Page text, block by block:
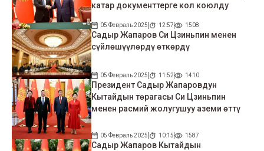
катар документтерге кол коюлду
05 Февраль 2025 12:57 1508
Садыр Жапаров Си Цзиньпин менен
сүйлөшүүлөрдү өткөрдү
05 Февраль 2025 11:52 1410
Президент Садыр Жапаровдун
Кытайдын төрагасы Си Цзиньпин
менен расмий жолугушуу аземи өттү
05 Февраль 2025 10:15 1587
Садыр Жапаров Кытайдын